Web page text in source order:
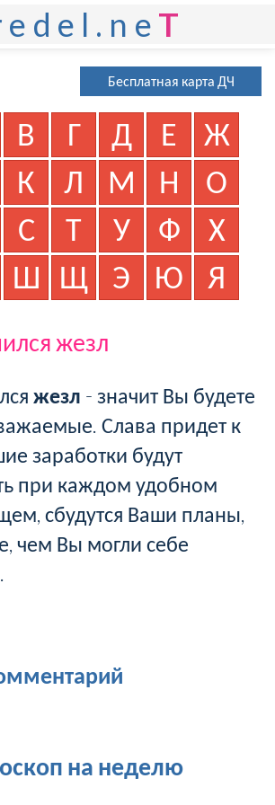
T
Бесплатная карта ДЧ
В Г Д Е
Ж
К Л М Н
О
С Т У Ф
Х
Ш Щ Э Ю Я
жезл
жезл - значит Вы будете
Слава придет к
заработки будут
при каждом удобном
сбудутся Ваши планы,
чем Вы могли себе
на неделю